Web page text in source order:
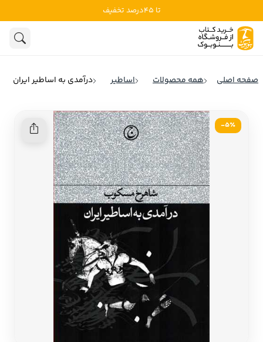
تا 45درصد تخفیف
ادبیات
تاریخ و سیاست
کودک و نوجوان
ادبیات انگلیس
ادبیات فرانسه
ادبیات ایتالیا
ادبیات روسیه
ادبیات آمریکای لاتین
ادبیات آلمان
ادبیات ترکیه
ادبیات آسیا
سایر کشورهای اروپا
داستان کوتاه
صفحه اصلی همه محصولات اساطیر درآمدی به اساطیر ایران
5٪-